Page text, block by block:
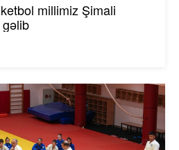
millimiz Şimali